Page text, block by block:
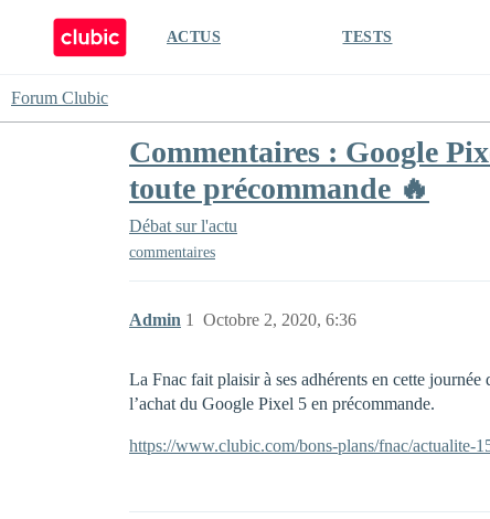
ACTUS TESTS
Forum Clubic
Commentaires : Google
toute précommande 🔥
Débat sur l'actu
commentaires
Admin Octobre 2, 2020, 6:36
1
La Fnac fait plaisir à ses adhérents en cette
l’achat du Google Pixel 5 en précommande.
https://www.clubic.com/bons-plans/fnac/actualite-